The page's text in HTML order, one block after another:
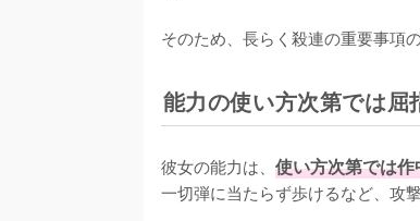
そのため、長らく殺連の重要事項
能力の使い方次第では屈
彼女の能力は、 使い方次第では
一切弾に当たらず歩けるなど、攻